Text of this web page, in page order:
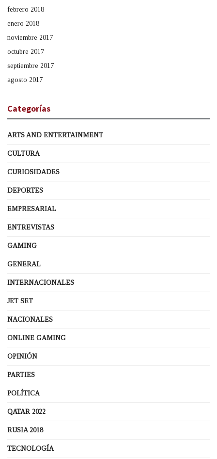
febrero 2018
enero 2018
noviembre 2017
octubre 2017
septiembre 2017
agosto 2017
Categorías
ARTS AND ENTERTAINMENT
CULTURA
CURIOSIDADES
DEPORTES
EMPRESARIAL
ENTREVISTAS
GAMING
GENERAL
INTERNACIONALES
JET SET
NACIONALES
ONLINE GAMING
OPINIÓN
PARTIES
POLÍTICA
QATAR 2022
RUSIA 2018
TECNOLOGÍA